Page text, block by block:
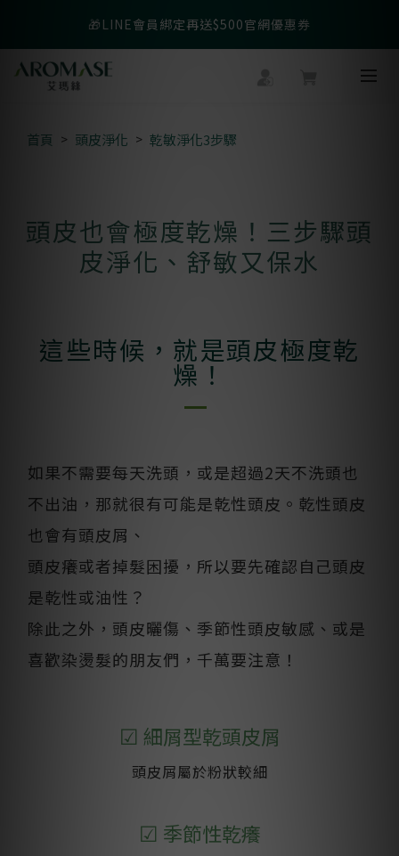
父親節爸氣寵愛👔暖心組合限時優惠◤前往選購❤️◢
🎁LINE會員綁定再送$500官網優惠券
父親節爸氣寵愛👔暖心組合限時優惠◤前往選購❤️◢
首頁 頭皮淨化 乾敏淨化3步驟
頭皮也會極度乾燥！三步驟頭
皮淨化、舒敏又保水
這些時候，就是頭皮極度乾
燥！
如果不需要每天洗頭，或是超過2天不洗頭也
不出油，那就很有可能是乾性頭皮。乾性頭皮
也會有頭皮屑、
頭皮癢或者掉髮困擾，所以要先確認自己頭皮
是乾性或油性？
除此之外，頭皮曬傷、季節性頭皮敏感、或是
喜歡染燙髮的朋友們，千萬要注意！
☑ 細屑型乾頭皮屑
頭皮屑屬於粉狀較細
☑ 季節性乾癢